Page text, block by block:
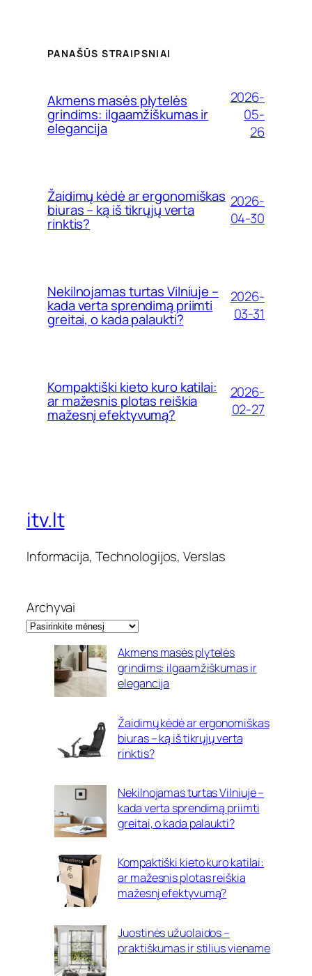
PANAŠŪS STRAIPSNIAI
Akmens masės plytelės
grindims: ilgaamžiškumas ir
elegancija
2026-
05-
26
Žaidimų kėdė ar ergonomiškas
biuras – ką iš tikrųjų verta
rinktis?
2026-
04-30
Nekilnojamas turtas Vilniuje –
kada verta sprendimą priimti
greitai, o kada palaukti?
2026-
03-31
Kompaktiški kieto kuro katilai:
ar mažesnis plotas reiškia
mažesnį efektyvumą?
2026-
02-27
itv.lt
Informacija, Technologijos, Verslas
Archyvai
Akmens masės plytelės
grindims: ilgaamžiškumas ir
elegancija
Žaidimų kėdė ar ergonomiškas
biuras – ką iš tikrųjų verta
rinktis?
Nekilnojamas turtas Vilniuje –
kada verta sprendimą priimti
greitai, o kada palaukti?
Kompaktiški kieto kuro katilai:
ar mažesnis plotas reiškia
mažesnį efektyvumą?
Juostinės užuolaidos –
praktiškumas ir stilius viename